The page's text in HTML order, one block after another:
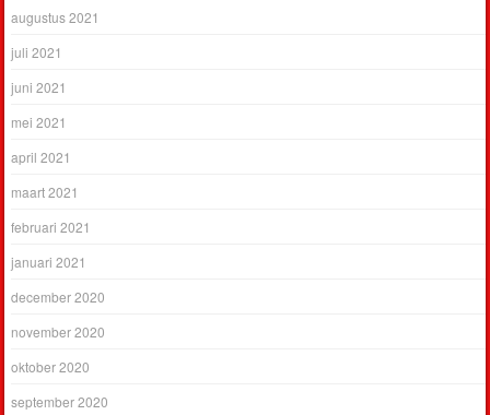
augustus 2021
juli 2021
juni 2021
mei 2021
april 2021
maart 2021
februari 2021
januari 2021
december 2020
november 2020
oktober 2020
september 2020